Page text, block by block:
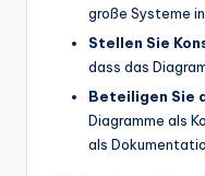
große Systeme
Stellen Sie
dass das
Beteiligen Sie
Diagramme als
als